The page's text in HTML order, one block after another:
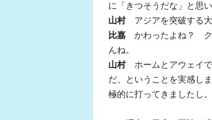
に「きつそうだな」と思
山村アジアを突破する大
比嘉 かわったよね？ ク
んね。
山村ホームとアウェイで
だ、ということを実感し
極的に打ってきましたし